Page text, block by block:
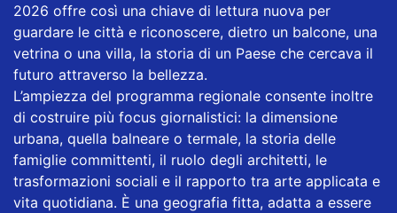
2026 offre così una chiave di lettura nuova per
guardare le città e riconoscere, dietro un balcone, una
vetrina o una villa, la storia di un Paese che cercava il
futuro attraverso la bellezza.
L’ampiezza del programma regionale consente inoltre
di costruire più focus giornalistici: la dimensione
urbana, quella balneare o termale, la storia delle
famiglie committenti, il ruolo degli architetti, le
trasformazioni sociali e il rapporto tra arte applicata e
vita quotidiana. È una geografia fitta, adatta a essere